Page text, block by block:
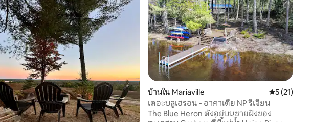
จาก 5, 131 รีวิว
บ้านใน Mariaville คะแนนเฉลี่ย 5 จาก
5 (21)
เดอะบลูเฮรอน - อาคาเดีย NP รีเจียน
The Blue Heron ตั้งอยู่บนชายฝั่งของ